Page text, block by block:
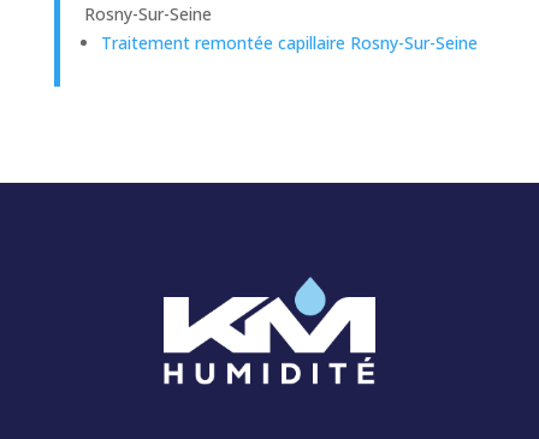
Rosny-Sur-Seine
Traitement remontée capillaire Rosny-Sur-Seine